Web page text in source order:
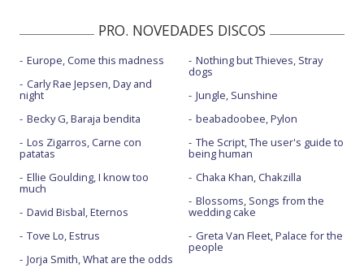
PRO. NOVEDADES DISCOS
Europe, Come this madness
Carly Rae Jepsen, Day and
night
Becky G, Baraja bendita
Los Zigarros, Carne con
patatas
Ellie Goulding, I know too
much
David Bisbal, Eternos
Tove Lo, Estrus
Jorja Smith, What are the odds
Nothing but Thieves, Stray
dogs
Jungle, Sunshine
beabadoobee, Pylon
The Script, The user's guide to
being human
Chaka Khan, Chakzilla
Blossoms, Songs from the
wedding cake
Greta Van Fleet, Palace for the
people